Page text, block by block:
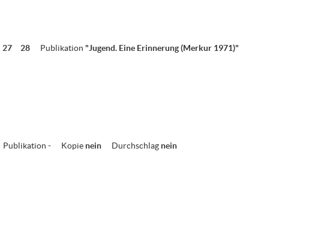
27 28 Publikation "Jugend. Eine Erinnerung (Merkur 1971)"
Publikation - Kopie nein Durchschlag nein